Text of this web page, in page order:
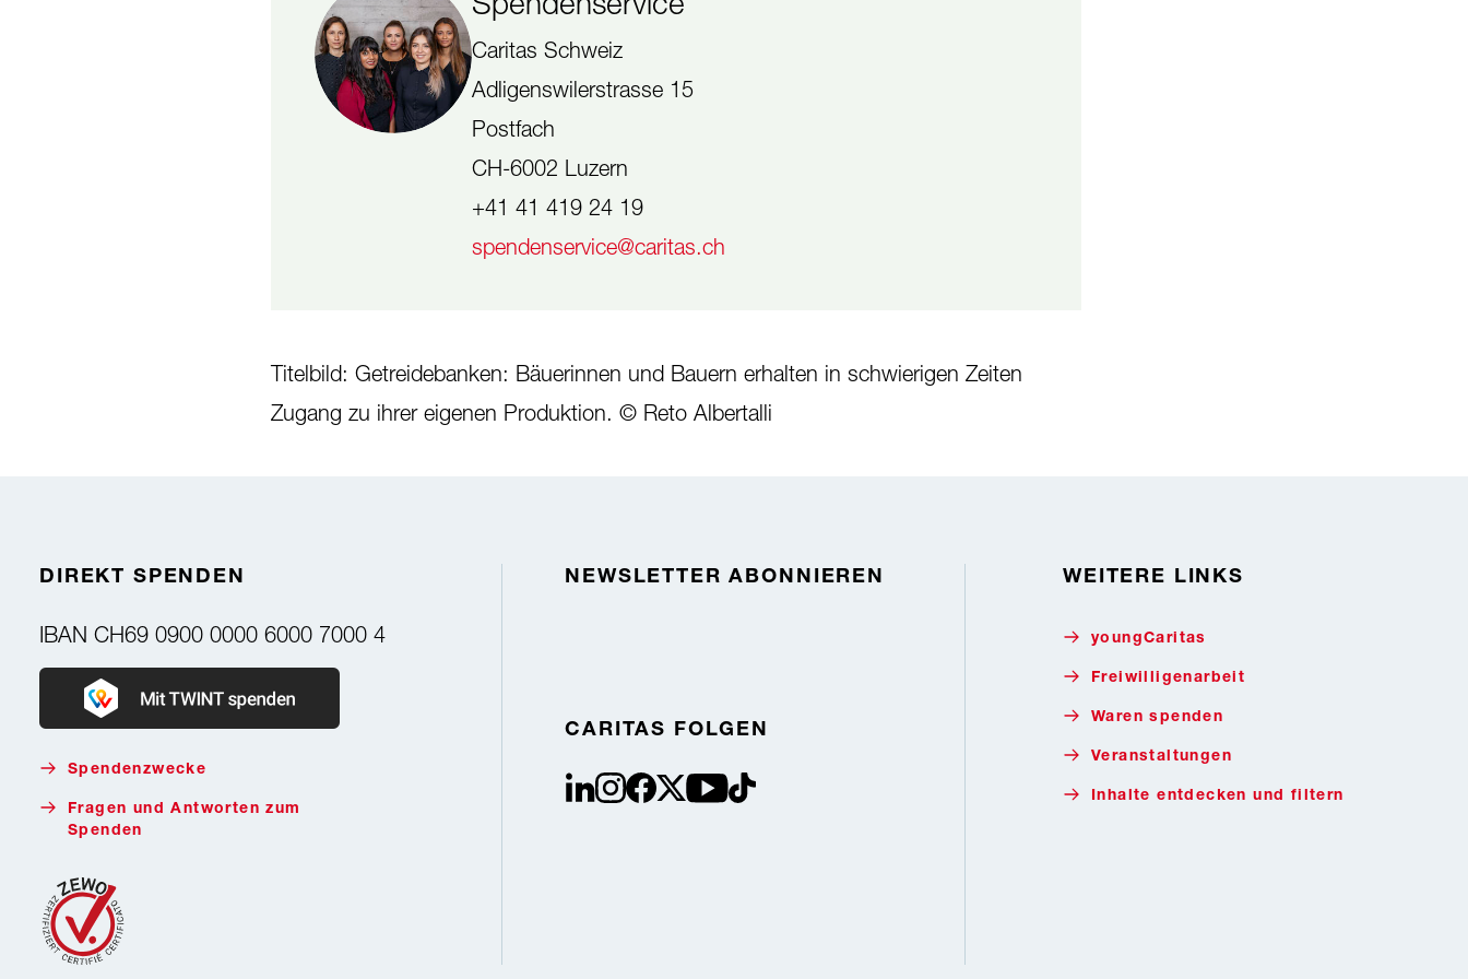
Caritas Schweiz
Adligenswilerstrasse 15
Postfach
CH-6002 Luzern
+41 41 419 24 19
spendenservice@caritas.ch
Titelbild: Getreidebanken: Bäuerinnen und Bauern erhalten in schwierigen Zeiten
Zugang zu ihrer eigenen Produktion. © Reto Albertalli
DIREKT SPENDEN
IBAN CH69 0900 0000 6000 7000 4
Donate with Twint
Spendenzwecke
Fragen und Antworten zum
Spenden
NEWSLETTER ABONNIEREN
CARITAS FOLGEN
linkedininstagram
facebookTwitter / X
youtube
tiktok
WEITERE LINKS
youngCaritas
Freiwilligenarbeit
Waren spenden
Veranstaltungen
Inhalte entdecken und filtern